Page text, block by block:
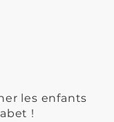
les enfants
!